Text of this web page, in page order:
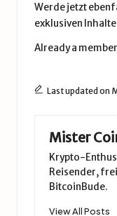
Werde jetzt
exklusiven
Already a
Last updated on
Mister
Krypto-
Reisender,
BitcoinBude.
View All Posts